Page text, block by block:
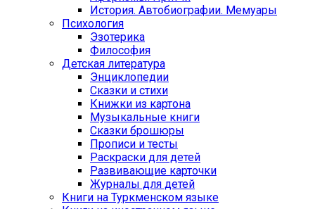
История. Автобиографии. Мемуары
Психология
Эзотерика
Философия
Детская литература
Энциклопедии
Сказки и стихи
Книжки из картона
Музыкальные книги
Сказки брошюры
Прописи и тесты
Раскраски для детей
Развивающие карточки
Журналы для детей
Книги на Туркменском языке